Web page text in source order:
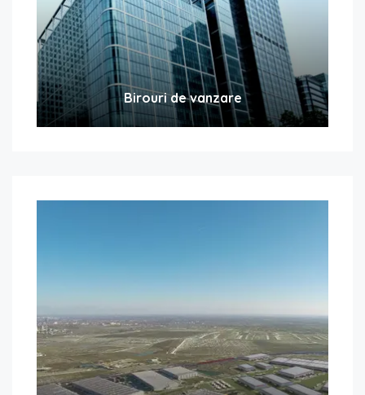
Birouri de vanzare